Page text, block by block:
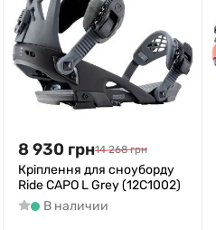
8 930 грн14 268 грн
Кріплення для сноуборду
Ride CAPO L Grey (12C1002)
В наличии